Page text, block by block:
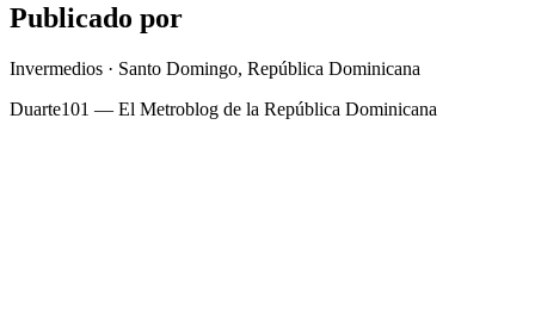
Publicado por
Invermedios · Santo Domingo, República Dominicana
Duarte101 — El Metroblog de la República Dominicana